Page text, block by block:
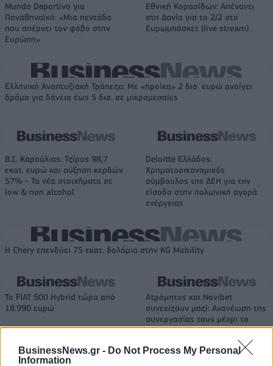
BusinessNews.gr - Do Not Process My Personal
Information
Mundo Deportivo για
Παναθηναϊκό: «Μια πεντάδα
που σπέρνει τον φόβο στην
Ευρώπη»
Εθνική Κορασίδων: Απέναντι
στη Δανία για το 2/2 στο
Ευρωμπάσκετ (live stream)
Ελληνική Αναπτυξιακή Τράπεζα: Με «προίκα» 2 δισ. ευρώ ανοίγει
δρόμο για δάνεια έως 5 δισ. σε μικρομεσαίες
Β.Σ. Καρούλιας: Τζίρος 98,7
εκατ. ευρώ και αύξηση κερδών
57% - Τα νέα στοιχήματα σε
low & non alcohol
Deloitte Ελλάδος:
Χρηματοοικονομικός
σύμβουλος της ΔΕΗ για την
είσοδο στην πολωνική αγορά
ενέργειας
Η Chery επενδύει 75 εκατ. δολάρια στην KG Mobility
Το FIAT 500 Hybrid τώρα από
18.990 ευρώ
Ατρόμητος και Novibet
συνεχίζουν μαζί: Ανανέωση της
συνεργασίας τους μέχρι το
2028